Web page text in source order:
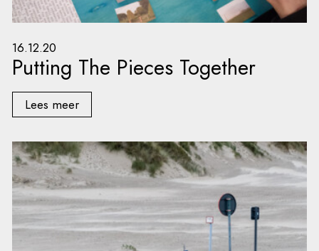
16.12.20
Putting The Pieces Together
Lees meer